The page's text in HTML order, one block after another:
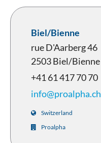
Biel/Bienne
rue D'Aarberg 46
2503 Biel/Bienne
+41 61 417 70 70
info@proalpha.ch
Switzerland
Proalpha